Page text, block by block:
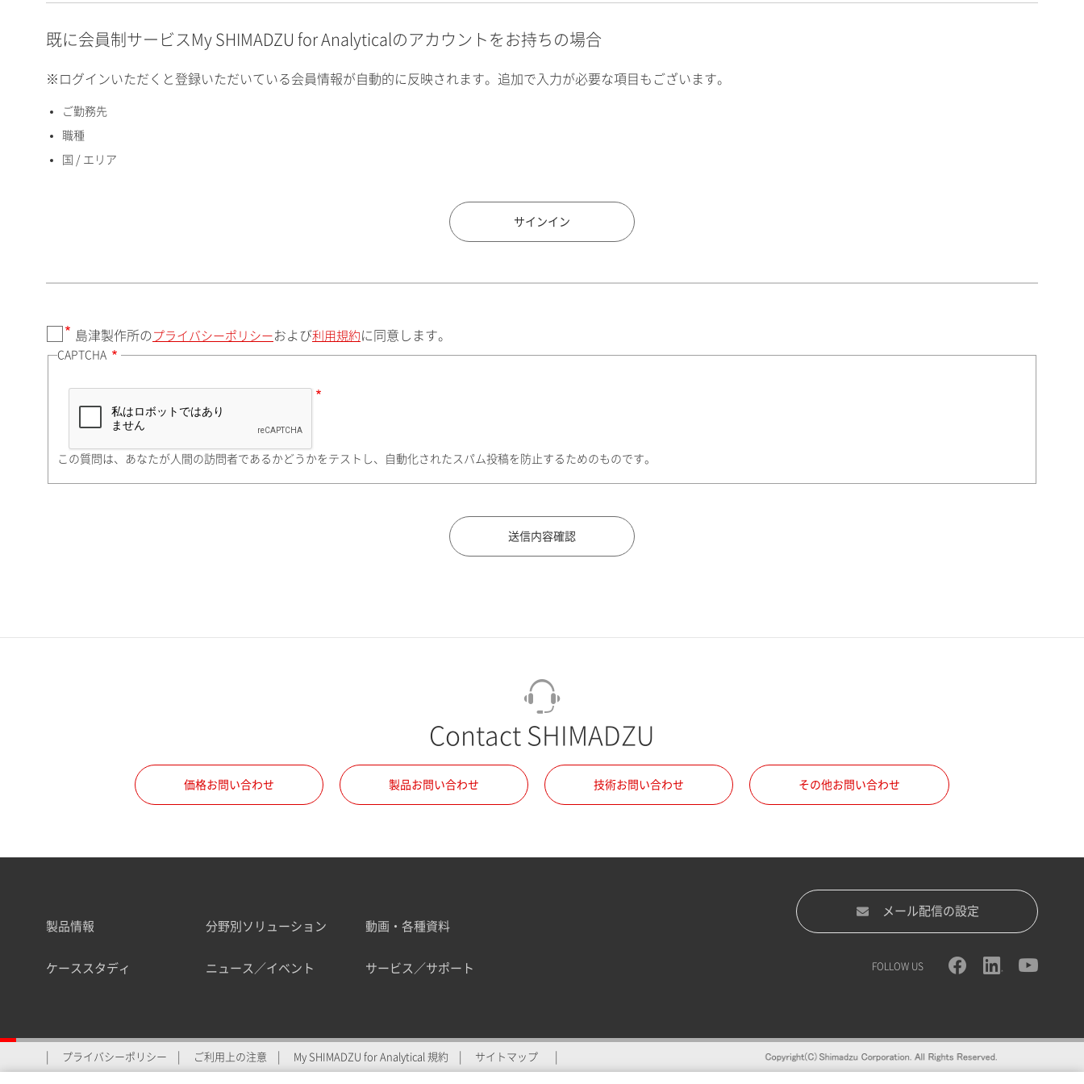
英数）
国 / エリア
住所検索
都道府県（勤務先）
町名・番地（勤務先）
所属部署
会員制サービスMySHIMADZU for Analyticalへの登録をおすすめします。
既に会員制サービスMy SHIMADZU for Analyticalのアカウントをお持ちの場合
※ログインいただくと登録いただいている会員情報が自動的に反映されます。追加で入力が必要な項目もございます。
ご勤務先
職種
国 / エリア
サインイン
島津製作所の プライバシーポリシー および利用規約 に同意します。
CAPTCHA
この質問は、あなたが人間の訪問者であるかどうかをテストし、自動化されたスパム投稿を防止するためのものです。
Contact SHIMADZU
価格お問い合わせ 製品お問い合わせ 技術お問い合わせ その他お問い合わせ
製品情報 分野別ソリューション 動画・各種資料
ケーススタディ ニュース／イベント サービス／サポート
メール配信の設定
FOLLOW US
プライバシーポリシー ご利用上の注意 My SHIMADZU for Analytical 規約 サイトマップ